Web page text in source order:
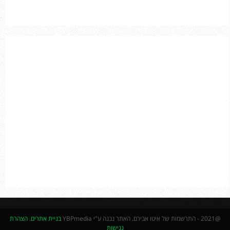
@2021 - התרשמות של איטו אבירם. האתר נבנה ע"י YBPmedia בניית אתרים.הצהרת
נגישות